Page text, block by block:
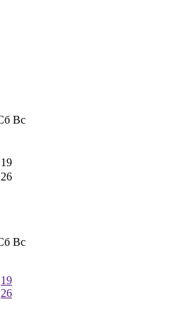
Вс
19
26
Вс
19
26